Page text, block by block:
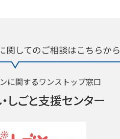
関してのご相談はこちらから
に関するワンストップ窓口
しごと支援センター